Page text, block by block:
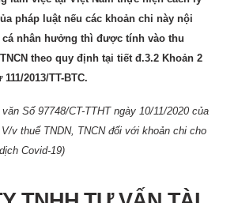
pháp luật nếu các khoản chi này nội
nhân hưởng thì được tính vào thu
theo quy định tại tiết đ.3.2 Khoản 2
2013/TT-BTC.
Số 97748/CT-TTHT ngày 10/11/2020 của
v thuế TNDN, TNCN đối với khoản chi cho
Covid-19)